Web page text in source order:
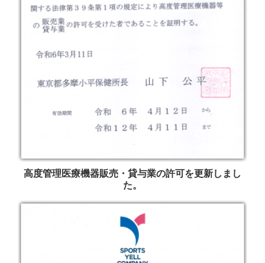
高度管理医療機器販売・貸与業の許可を更新しまし
た。